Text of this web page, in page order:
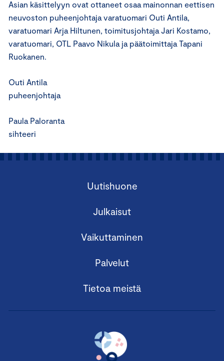
Asian käsittelyyn ovat ottaneet osaa mainonnan eettisen
neuvoston puheenjohtaja varatuomari Outi Antila,
varatuomari Arja Hiltunen, toimitusjohtaja Jari Kostamo,
varatuomari, OTL Paavo Nikula ja päätoimittaja Tapani
Ruokanen.
Outi Antila
puheenjohtaja
Paula Paloranta
sihteeri
Uutishuone
Julkaisut
Vaikuttaminen
Palvelut
Tietoa meistä